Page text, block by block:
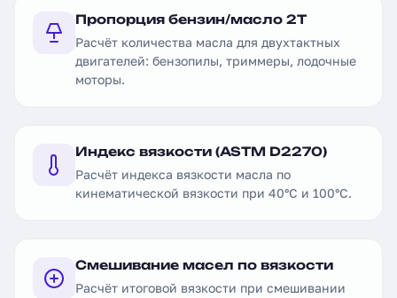
Пропорция бензин/масло 2Т
Расчёт количества масла для двухтактных
двигателей: бензопилы, триммеры, лодочные
моторы.
Индекс вязкости (ASTM D2270)
Расчёт индекса вязкости масла по
кинематической вязкости при 40°C и 100°C.
Смешивание масел по вязкости
Расчёт итоговой вязкости при смешивании